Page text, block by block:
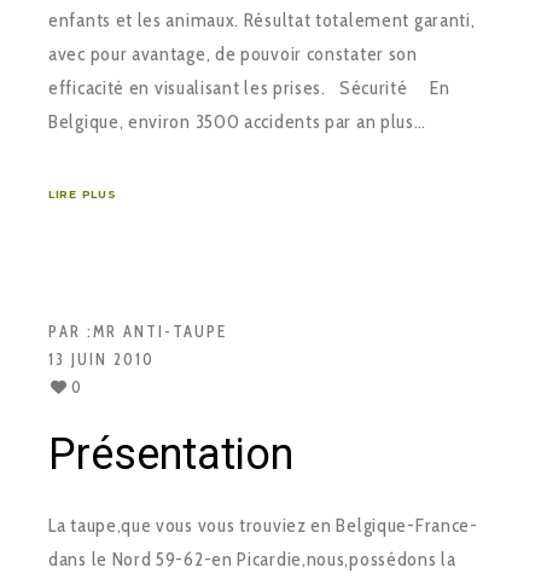
enfants et les animaux. Résultat totalement garanti,
avec pour avantage, de pouvoir constater son
efficacité en visualisant les prises. Sécurité En
Belgique, environ 3500 accidents par an plus…
LIRE PLUS
PAR :MR ANTI-TAUPE
13 JUIN 2010
0
Présentation
La taupe,que vous vous trouviez en Belgique-France-
dans le Nord 59-62-en Picardie,nous,possédons la